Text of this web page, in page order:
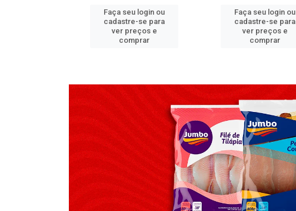
Faça seu login ou
cadastre-se para
ver preços e
comprar
Faça seu login ou
cadastre-se para
ver preços e
comprar